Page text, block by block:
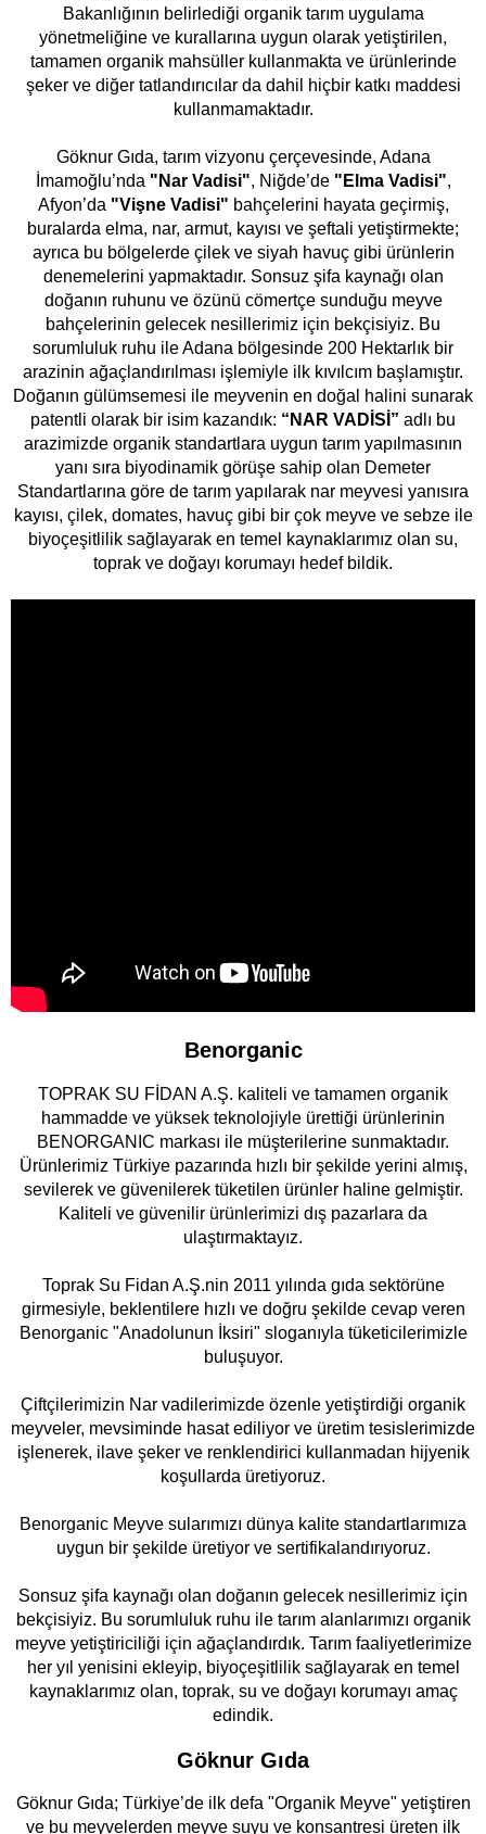
Bakanlığının belirlediği organik tarım uygulama
yönetmeliğine ve kurallarına uygun olarak yetiştirilen,
tamamen organik mahsüller kullanmakta ve ürünlerinde
şeker ve diğer tatlandırıcılar da dahil hiçbir katkı maddesi
kullanmamaktadır.
Göknur Gıda, tarım vizyonu çerçevesinde, Adana
İmamoğlu’nda "Nar Vadisi", Niğde’de "Elma Vadisi",
Afyon’da "Vişne Vadisi" bahçelerini hayata geçirmiş,
buralarda elma, nar, armut, kayısı ve şeftali yetiştirmekte;
ayrıca bu bölgelerde çilek ve siyah havuç gibi ürünlerin
denemelerini yapmaktadır. Sonsuz şifa kaynağı olan
doğanın ruhunu ve özünü cömertçe sunduğu meyve
bahçelerinin gelecek nesillerimiz için bekçisiyiz. Bu
sorumluluk ruhu ile Adana bölgesinde 200 Hektarlık bir
arazinin ağaçlandırılması işlemiyle ilk kıvılcım başlamıştır.
Doğanın gülümsemesi ile meyvenin en doğal halini sunarak
patentli olarak bir isim kazandık: “NAR VADİSİ” adlı bu
arazimizde organik standartlara uygun tarım yapılmasının
yanı sıra biyodinamik görüşe sahip olan Demeter
Standartlarına göre de tarım yapılarak nar meyvesi yanısıra
kayısı, çilek, domates, havuç gibi bir çok meyve ve sebze ile
biyoçeşitlilik sağlayarak en temel kaynaklarımız olan su,
toprak ve doğayı korumayı hedef bildik.
Benorganic
TOPRAK SU FİDAN A.Ş. kaliteli ve tamamen organik
hammadde ve yüksek teknolojiyle ürettiği ürünlerinin
BENORGANIC markası ile müşterilerine sunmaktadır.
Ürünlerimiz Türkiye pazarında hızlı bir şekilde yerini almış,
sevilerek ve güvenilerek tüketilen ürünler haline gelmiştir.
Kaliteli ve güvenilir ürünlerimizi dış pazarlara da
ulaştırmaktayız.
Toprak Su Fidan A.Ş.nin 2011 yılında gıda sektörüne
girmesiyle, beklentilere hızlı ve doğru şekilde cevap veren
Benorganic "Anadolunun İksiri" sloganıyla tüketicilerimizle
buluşuyor.
Çiftçilerimizin Nar vadilerimizde özenle yetiştirdiği organik
meyveler, mevsiminde hasat ediliyor ve üretim tesislerimizde
işlenerek, ilave şeker ve renklendirici kullanmadan hijyenik
koşullarda üretiyoruz.
Benorganic Meyve sularımızı dünya kalite standartlarımıza
uygun bir şekilde üretiyor ve sertifikalandırıyoruz.
Sonsuz şifa kaynağı olan doğanın gelecek nesillerimiz için
bekçisiyiz. Bu sorumluluk ruhu ile tarım alanlarımızı organik
meyve yetiştiriciliği için ağaçlandırdık. Tarım faaliyetlerimize
her yıl yenisini ekleyip, biyoçeşitlilik sağlayarak en temel
kaynaklarımız olan, toprak, su ve doğayı korumayı amaç
edindik.
Göknur Gıda
Göknur Gıda; Türkiye’de ilk defa "Organik Meyve" yetiştiren
ve bu meyvelerden meyve suyu ve konsantresi üreten ilk